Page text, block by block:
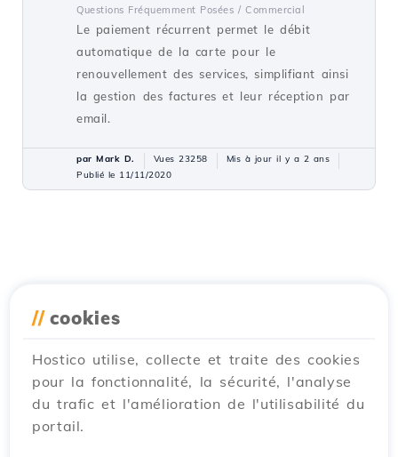
Questions Fréquemment Posées / Commercial
Le paiement récurrent permet le débit
automatique de la carte pour le
renouvellement des services, simplifiant ainsi
la gestion des factures et leur réception par
email.
par Mark D. Vues 23258
Mis à jour il y a 2 ans
Publié le 11/11/2020
// cookies
Hostico utilise, collecte et traite des cookies
pour la fonctionnalité, la sécurité, l'analyse
du trafic et l'amélioration de l'utilisabilité du
portail.